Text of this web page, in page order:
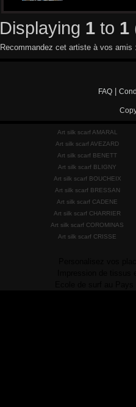
Displaying 1 to 1
Recommandez cet artiste à vos amis
FAQ|
Art silk scarf AMARAL
Art silk scarf AVEZARD
Art silk scarf BENETT
Art silk scarf BLIGNY
Art silk scarf BOUCHEIX
Art silk scarf BRESSAN
Art silk scarf CADENE
Art silk scarf CHARRIER
Art silk scarf COROMINAS
Art silk scarf CRISSE